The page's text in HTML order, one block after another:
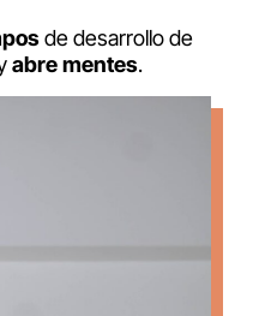
de desarrollo de
abre mentes.